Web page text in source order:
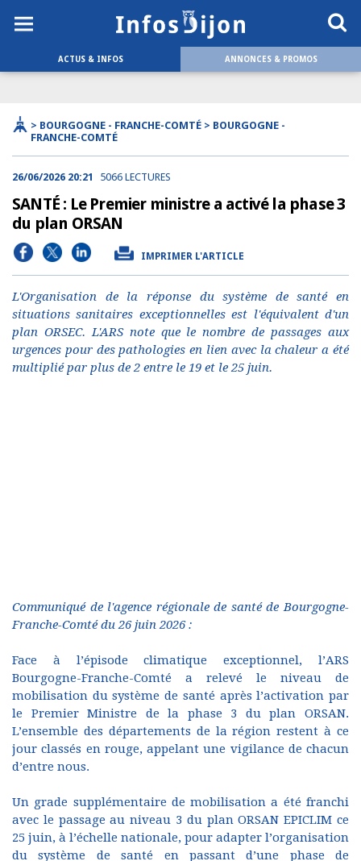
ACTUS & INFOS ANNONCES & PROMOS
> BOURGOGNE - FRANCHE-COMTÉ > BOURGOGNE -
FRANCHE-COMTÉ
26/06/2026 20:21 5066 LECTURES
SANTÉ : Le Premier ministre a activé la phase 3
du plan ORSAN
IMPRIMER L'ARTICLE
L'Organisation de la réponse du système de santé en
situations sanitaires exceptionnelles est l'équivalent d'un
plan ORSEC. L'ARS note que le nombre de passages aux
urgences pour des pathologies en lien avec la chaleur a été
multiplié par plus de 2 entre le 19 et le 25 juin.
Communiqué de l'agence régionale de santé de Bourgogne-
Franche-Comté du 26 juin 2026 :
Face à l’épisode climatique exceptionnel, l’ARS
Bourgogne-Franche-Comté a relevé le niveau de
mobilisation du système de santé après l’activation par
le Premier Ministre de la phase 3 du plan ORSAN.
L’ensemble des départements de la région restent à ce
jour classés en rouge, appelant une vigilance de chacun
d’entre nous.
Un grade supplémentaire de mobilisation a été franchi
avec le passage au niveau 3 du plan ORSAN EPICLIM ce
25 juin, à l’échelle nationale, pour adapter l’organisation
du système de santé en passant d’une phase de